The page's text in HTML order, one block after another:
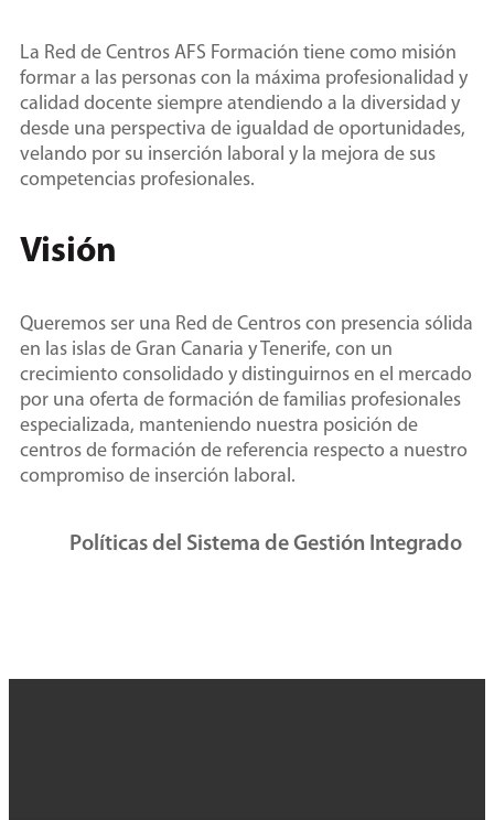
La Red de Centros AFS Formación tiene como misión
formar a las personas con la máxima profesionalidad y
calidad docente siempre atendiendo a la diversidad y
desde una perspectiva de igualdad de oportunidades,
velando por su inserción laboral y la mejora de sus
competencias profesionales.
Visión
Queremos ser una Red de Centros con presencia sólida
en las islas de Gran Canaria y Tenerife, con un
crecimiento consolidado y distinguirnos en el mercado
por una oferta de formación de familias profesionales
especializada, manteniendo nuestra posición de
centros de formación de referencia respecto a nuestro
compromiso de inserción laboral.
Políticas del Sistema de Gestión Integrado